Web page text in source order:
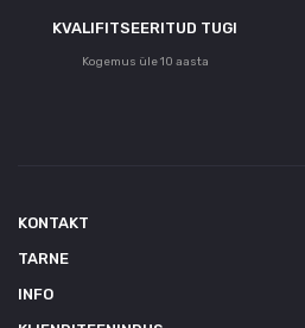
KVALIFITSEERITUD TUGI
Kogemus üle 10 aasta
KONTAKT
TARNE
INFO